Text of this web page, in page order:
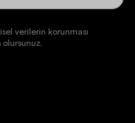
verilerin korunması
olursunuz.